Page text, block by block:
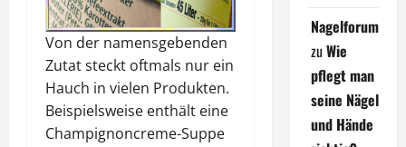
Von der namensgebenden
Zutat steckt oftmals nur ein
Hauch in vielen Produkten.
Beispielsweise enthält eine
Champignoncreme-Suppe
Nagelforum
zuWie
pflegt man
seine Nägel
und Hände